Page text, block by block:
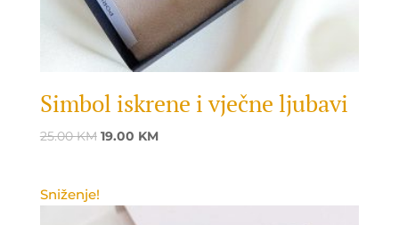
Simbol iskrene i vječne ljubavi
25.00KM Original
19.00 KMCurrent
Sniženje!